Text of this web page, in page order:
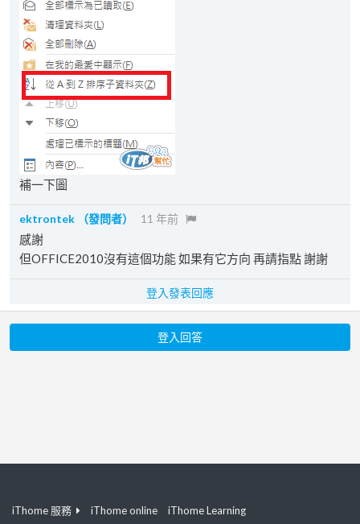
補一下圖
ektrontek （發問者） 11 年前
感謝
但OFFICE2010沒有這個功能 如果有它方向 再請指點 謝謝
登入發表回應
登入回答
iThome 服務 iThome online iThome Learning